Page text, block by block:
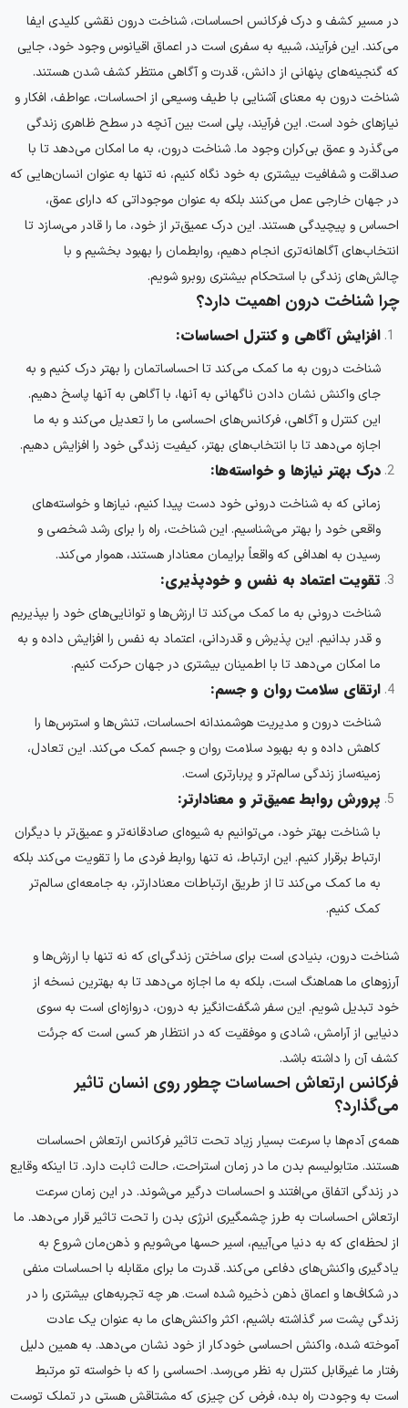
در مسیر کشف و درک فرکانس احساسات، شناخت درون نقشی کلیدی ایفا
می‌کند. این فرآیند، شبیه به سفری است در اعماق اقیانوس وجود خود، جایی
که گنجینه‌های پنهانی از دانش، قدرت و آگاهی منتظر کشف شدن هستند.
شناخت درون به معنای آشنایی با طیف وسیعی از احساسات، عواطف، افکار و
نیازهای خود است. این فرآیند، پلی است بین آنچه در سطح ظاهری زندگی
می‌گذرد و عمق بی‌کران وجود ما. شناخت درون، به ما امکان می‌دهد تا با
صداقت و شفافیت بیشتری به خود نگاه کنیم، نه تنها به عنوان انسان‌هایی که
در جهان خارجی عمل می‌کنند بلکه به عنوان موجوداتی که دارای عمق،
احساس و پیچیدگی هستند. این درک عمیق‌تر از خود، ما را قادر می‌سازد تا
انتخاب‌های آگاهانه‌تری انجام دهیم، روابطمان را بهبود بخشیم و با
چالش‌های زندگی با استحکام بیشتری روبرو شویم.
چرا شناخت درون اهمیت دارد؟
افزایش آگاهی و کنترل احساسات:
شناخت درون به ما کمک می‌کند تا احساساتمان را بهتر درک کنیم و به
جای واکنش نشان دادن ناگهانی به آنها، با آگاهی به آنها پاسخ دهیم.
این کنترل و آگاهی، فرکانس‌های احساسی ما را تعدیل می‌کند و به ما
اجازه می‌دهد تا با انتخاب‌های بهتر، کیفیت زندگی خود را افزایش دهیم.
درک بهتر نیازها و خواسته‌ها:
زمانی که به شناخت درونی خود دست پیدا کنیم، نیازها و خواسته‌های
واقعی خود را بهتر می‌شناسیم. این شناخت، راه را برای رشد شخصی و
رسیدن به اهدافی که واقعاً برایمان معنادار هستند، هموار می‌کند.
تقویت اعتماد به نفس و خودپذیری:
شناخت درونی به ما کمک می‌کند تا ارزش‌ها و توانایی‌های خود را بپذیریم
و قدر بدانیم. این پذیرش و قدردانی، اعتماد به نفس را افزایش داده و به
ما امکان می‌دهد تا با اطمینان بیشتری در جهان حرکت کنیم.
ارتقای سلامت روان و جسم:
شناخت درون و مدیریت هوشمندانه احساسات، تنش‌ها و استرس‌ها را
کاهش داده و به بهبود سلامت روان و جسم کمک می‌کند. این تعادل،
زمینه‌ساز زندگی سالم‌تر و پربارتری است.
پرورش روابط عمیق‌تر و معنادارتر:
با شناخت بهتر خود، می‌توانیم به شیوه‌ای صادقانه‌تر و عمیق‌تر با دیگران
ارتباط برقرار کنیم. این ارتباط، نه تنها روابط فردی ما را تقویت می‌کند بلکه
به ما کمک می‌کند تا از طریق ارتباطات معنادارتر، به جامعه‌ای سالم‌تر
کمک کنیم.
شناخت درون، بنیادی است برای ساختن زندگی‌ای که نه تنها با ارزش‌ها و
آرزوهای ما هماهنگ است، بلکه به ما اجازه می‌دهد تا به بهترین نسخه از
خود تبدیل شویم. این سفر شگفت‌انگیز به درون، دروازه‌ای است به سوی
دنیایی از آرامش، شادی و موفقیت که در انتظار هر کسی است که جرئت
کشف آن را داشته باشد.
فرکانس ارتعاش احساسات چطور روی انسان تاثیر
می‌گذارد؟
همه‌ی آدم‌ها با سرعت بسیار زیاد تحت تاثیر فرکانس ارتعاش احساسات
هستند. متابولیسم بدن ما در زمان استراحت، حالت ثابت دارد. تا اینکه وقایع
در زندگی اتفاق می‌افتند و احساسات درگیر می‌شوند. در این زمان سرعت
ارتعاش احساسات به طرز چشمگیری انرژی بدن را تحت تاثیر قرار می‌دهد. ما
از لحظه‌ای که به دنیا می‌آییم، اسیر حسها می‌شویم و ذهن‌مان شروع به
یادگیری واکنش‌های دفاعی می‌کند. قدرت ما برای مقابله با احساسات منفی
در شکاف‌ها و اعماق ذهن ذخیره شده است. هر چه تجربه‌های بیشتری را در
زندگی پشت سر گذاشته باشیم، اکثر واکنش‌های ما به عنوان یک عادت
آموخته شده، واکنش احساسی خودکار از خود نشان می‌دهد. به همین دلیل
رفتار ما غیرقابل کنترل به نظر می‌رسد. احساسی را که با خواسته تو مرتبط
است به وجودت راه بده، فرض کن چیزی که مشتاقش هستی در تملک توست